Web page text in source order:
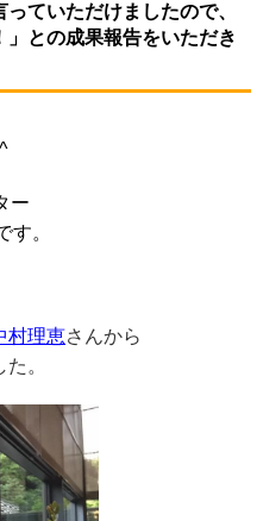
ていただけましたので、
との成果報告をいただき
ー
す。
村理恵さんから
。